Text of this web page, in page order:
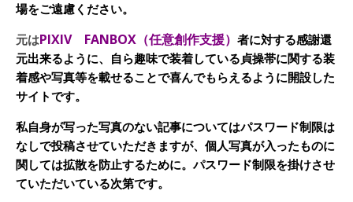
場をご遠慮ください。
元はPIXIV FANBOX（任意創作支援） 者に対する感謝還
元出来るように、自ら趣味で装着している貞操帯に関する装
着感や写真等を載せることで喜んでもらえるように開設した
サイトです。
私自身が写った写真のない記事についてはパスワード制限は
なしで投稿させていただきますが、個人写真が入ったものに
関しては拡散を防止するために。パスワード制限を掛けさせ
ていただいている次第です。